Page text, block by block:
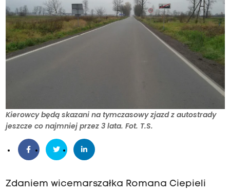
Kierowcy będą skazani na tymczasowy zjazd z autostrady
jeszcze co najmniej przez 3 lata. Fot. T.S.
Zdaniem wicemarszałka Romana Ciepieli